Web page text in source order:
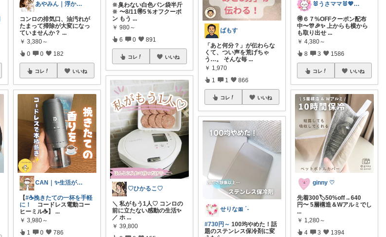
あやみん｜浮かせる収納と快適生活
コンロの排気口、油汚れが
たまって掃除が大変になっ
ていませんか？ ...
￥ 3,380～
0 0 182
コレ いいね
CAN｜✨生活が楽になる✨
【#☕挽きたての一杯を手軽
に！
コードレス電動コー
ヒーミル☕】
...
￥ 3,980～
1 0 786
🔆臭わない白色パン袋半斤
🔆 〜8/11🉐5％オフクーポ
ン もう ...
￥ 980～
6 0 891
コレ いいね
♡ひかるこ♡
＼ 私がもう1人♡ コンロの
前に立たない感動の生活✨
／ ホ ...
￥ 39,800
ばもす
「あと何分？」が伝わらな
くて、つい声を荒げちゃ
う…。 そんな毎 ...
￥ 1,970
1 1 866
コレ いいね
せりな🎀 ´-
#730円～ 100均やめた！話
題のステンレス保冷剤に変
🐰うさママ🐰💖キッズ・ママの日常✨
🉐６７%OFFクーポン配布
中〜🎊🎉✨ 上からも横から
も取り出せ ...
￥ 4,380～
8 3 1586
コレ いいね
ginny ♡
先着300🏷️50%off→640
円〜 5層構造＆Wアルミでし
...
￥ 1,280～
4 3 1394